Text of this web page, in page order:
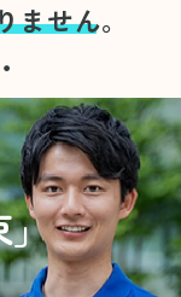
ません。
」